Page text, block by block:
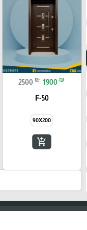
2500 ₪ 1900 ₪
F-50
90X200
add_shopping_cart